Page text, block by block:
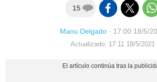
15
Manu Delgado · 17:00 18/5/
Actualizado: 17:11 18/5/2021